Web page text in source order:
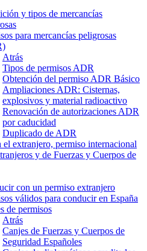
y tipos de mercancías
para mercancías peligrosas
Atrás
Tipos de permisos ADR
Obtención del permiso ADR Básico
Ampliaciones ADR: Cisternas,
explosivos y material radioactivo
Renovación de autorizaciones ADR
por caducidad
Duplicado de ADR
el extranjero, permiso internacional
y de Fuerzas y Cuerpos de
con un permiso extranjero
válidos para conducir en España
de permisos
Atrás
Canjes de Fuerzas y Cuerpos de
Seguridad Españoles